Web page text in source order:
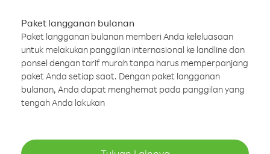
Paket langganan bulanan
Paket langganan bulanan memberi Anda keleluasaan
untuk melakukan panggilan internasional ke landline dan
ponsel dengan tarif murah tanpa harus memperpanjang
paket Anda setiap saat. Dengan paket langganan
bulanan, Anda dapat menghemat pada panggilan yang
tengah Anda lakukan